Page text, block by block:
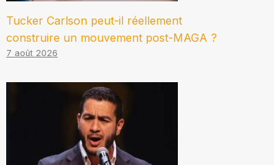
Tucker Carlson peut-il réellement
construire un mouvement post-MAGA ?
7 août 2026